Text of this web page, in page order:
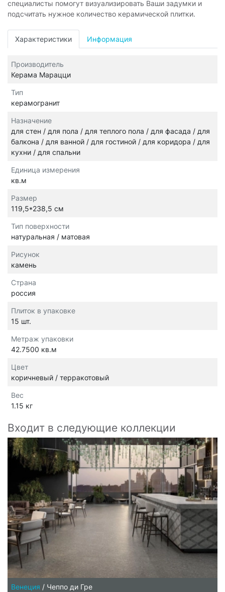
специалисты помогут визуализировать Ваши задумки и
подсчитать нужное количество керамической плитки.
Характеристики Информация
Производитель
Керама Марацци
Тип
керамогранит
Назначение
для стен / для пола / для теплого пола / для фасада / для
балкона / для ванной / для гостиной / для коридора / для
кухни / для спальни
Единица измерения
кв.м
Размер
119,5*238,5 см
Тип поверхности
натуральная / матовая
Рисунок
камень
Страна
россия
Плиток в упаковке
15 шт.
Метраж упаковки
42.7500 кв.м
Цвет
коричневый / терракотовый
Вес
1.15 кг
Входит в следующие коллекции
Венеция / Чеппо ди Гре